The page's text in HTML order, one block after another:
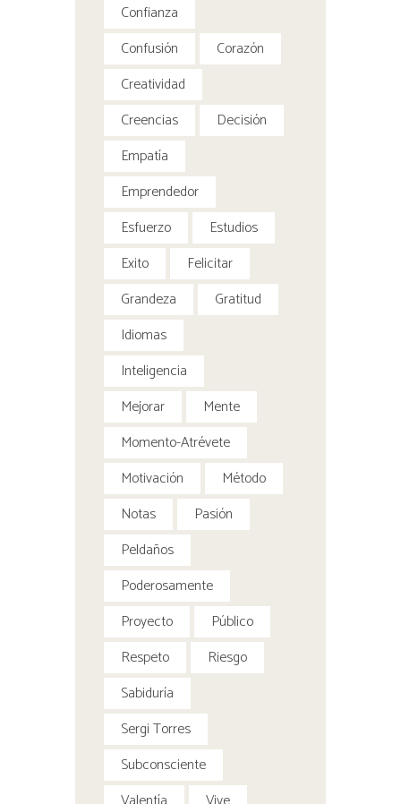
Confianza
Confusión
Corazón
Creatividad
Creencias
Decisión
Empatía
Emprendedor
Esfuerzo
Estudios
Exito
Felicitar
Grandeza
Gratitud
Idiomas
Inteligencia
Mejorar
Mente
Momento-Atrévete
Motivación
Método
Notas
Pasión
Peldaños
Poderosamente
Proyecto
Público
Respeto
Riesgo
Sabiduría
Sergi Torres
Subconsciente